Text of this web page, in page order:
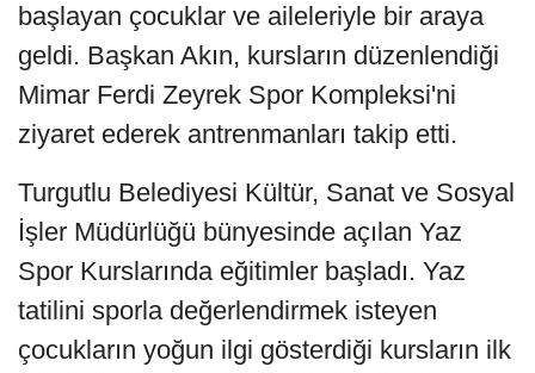
başlayan çocuklar ve aileleriyle bir araya
geldi. Başkan Akın, kursların düzenlendiği
Mimar Ferdi Zeyrek Spor Kompleksi'ni
ziyaret ederek antrenmanları takip etti.
Turgutlu Belediyesi Kültür, Sanat ve Sosyal
İşler Müdürlüğü bünyesinde açılan Yaz
Spor Kurslarında eğitimler başladı. Yaz
tatilini sporla değerlendirmek isteyen
çocukların yoğun ilgi gösterdiği kursların ilk